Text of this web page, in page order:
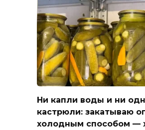
Ни капли воды и ни
кастрюли: закатываю
холодным способом —